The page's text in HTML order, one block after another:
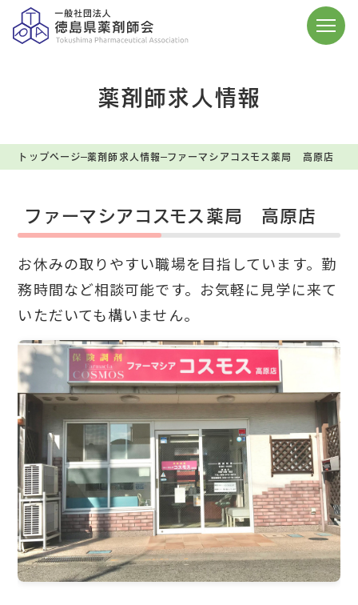
薬剤師求人情報
トップページ 薬剤師求人情報 ファーマシアコスモス薬局 高原店
ファーマシアコスモス薬局 高原店
お休みの取りやすい職場を目指しています。勤
務時間など相談可能です。お気軽に見学に来て
いただいても構いません。